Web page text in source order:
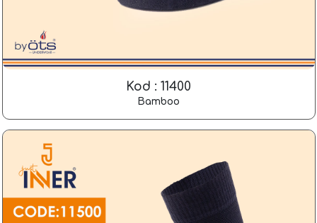
Kod : 11400
Bamboo